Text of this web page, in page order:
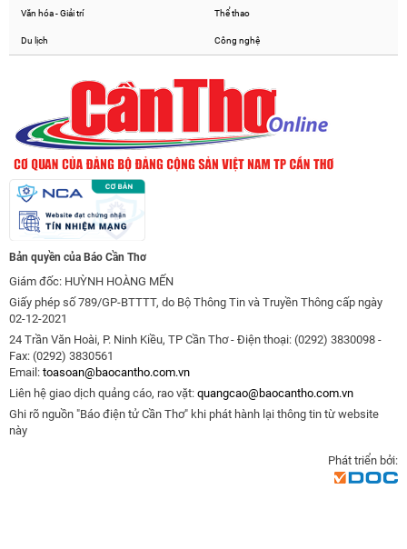
Văn hóa - Giải trí Thể thao
Du lịch Công nghệ
Bản quyền của Báo Cần Thơ
Giám đốc: HUỲNH HOÀNG MẾN
Giấy phép số 789/GP-BTTTT, do Bộ Thông Tin và Truyền Thông cấp ngày
02-12-2021
24 Trần Văn Hoài, P. Ninh Kiều, TP Cần Thơ - Điện thoại: (0292) 3830098 -
Fax: (0292) 3830561
Email: toasoan@baocantho.com.vn
Liên hệ giao dịch quảng cáo, rao vặt: quangcao@baocantho.com.vn
Ghi rõ nguồn "Báo điện tử Cần Thơ" khi phát hành lại thông tin từ website
này
Phát triển bởi: